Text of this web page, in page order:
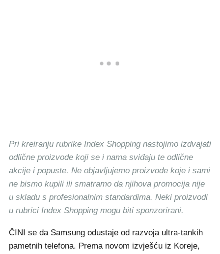
Pri kreiranju rubrike Index Shopping nastojimo izdvajati
odlične proizvode koji se i nama sviđaju te odlične
akcije i popuste. Ne objavljujemo proizvode koje i sami
ne bismo kupili ili smatramo da njihova promocija nije
u skladu s profesionalnim standardima. Neki proizvodi
u rubrici Index Shopping mogu biti sponzorirani.
ČINI se da Samsung odustaje od razvoja ultra-tankih
pametnih telefona. Prema novom izvješću iz Koreje,